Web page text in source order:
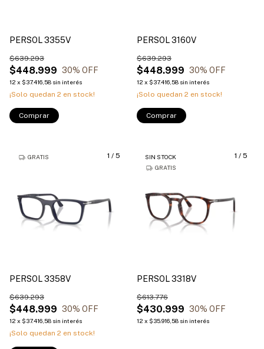
PERSOL 3355V
$448.999
$639.293
30% OFF
12 x $37.416,58 sin interés
¡Solo quedan 2 en stock!
Comprar
PERSOL 3160V
$448.999
$639.293
30% OFF
12 x $37.416,58 sin interés
¡Solo quedan 2 en stock!
Comprar
1 / 5
GRATIS
PERSOL 3358V
$448.999
$639.293
30% OFF
12 x $37.416,58 sin interés
¡Solo quedan 2 en stock!
1 / 5
SIN STOCK
GRATIS
PERSOL 3318V
$430.999
$613.776
30% OFF
12 x $35.916,58 sin interés